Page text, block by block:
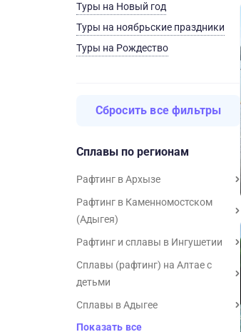
Туры на Новый год
Туры на ноябрьские праздники
Туры на Рождество
Сбросить все фильтры
Сплавы по регионам
Рафтинг в Архызе
Рафтинг в Каменномостском
(Адыгея)
Рафтинг и сплавы в Ингушетии
Сплавы (рафтинг) на Алтае с
детьми
Сплавы в Адыгее
Показать все